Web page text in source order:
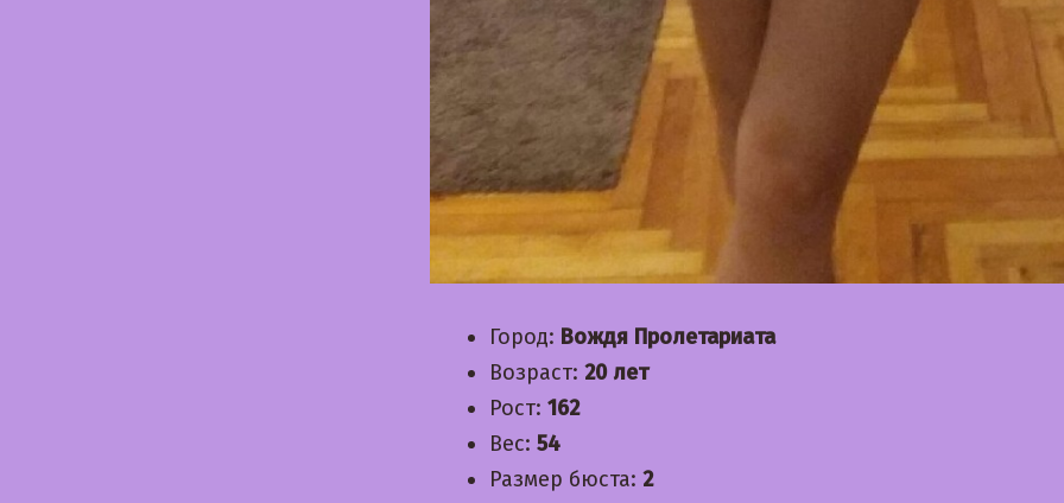
Город: Вождя Пролетариата
Возраст: 20 лет
Рост: 162
Вес: 54
Размер бюста: 2